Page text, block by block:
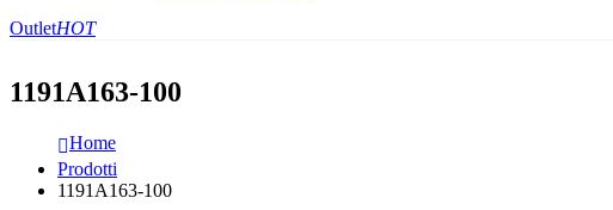
OutletHOT
1191A163-100
Home
Prodotti
1191A163-100